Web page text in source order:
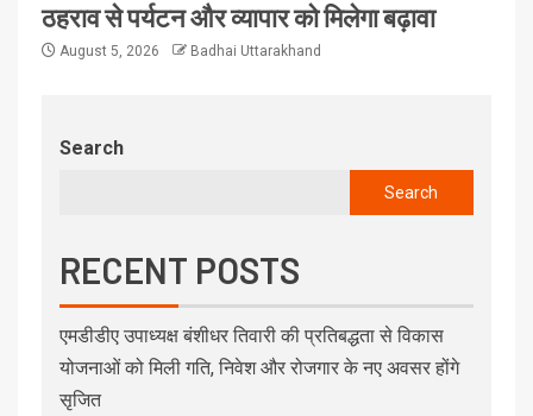
ठहराव से पर्यटन और व्यापार को मिलेगा बढ़ावा
August 5, 2026 Badhai Uttarakhand
Search
Search
RECENT POSTS
एमडीडीए उपाध्यक्ष बंशीधर तिवारी की प्रतिबद्धता से विकास
योजनाओं को मिली गति, निवेश और रोजगार के नए अवसर होंगे
सृजित